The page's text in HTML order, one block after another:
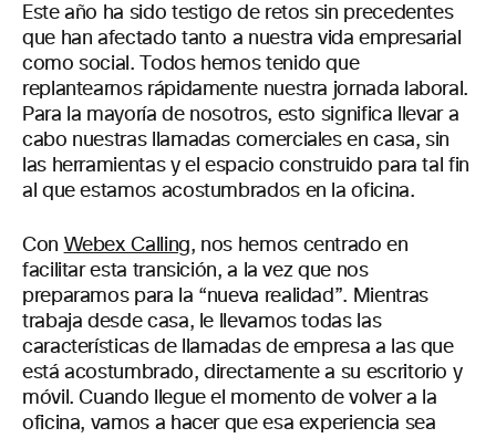
Este año ha sido testigo de retos sin precedentes
que han afectado tanto a nuestra vida empresarial
como social. Todos hemos tenido que
replantearnos rápidamente nuestra jornada laboral.
Para la mayoría de nosotros, esto significa llevar a
cabo nuestras llamadas comerciales en casa, sin
las herramientas y el espacio construido para tal fin
al que estamos acostumbrados en la oficina.
Con Webex Calling, nos hemos centrado en
facilitar esta transición, a la vez que nos
preparamos para la “nueva realidad”. Mientras
trabaja desde casa, le llevamos todas las
características de llamadas de empresa a las que
está acostumbrado, directamente a su escritorio y
móvil. Cuando llegue el momento de volver a la
oficina, vamos a hacer que esa experiencia sea